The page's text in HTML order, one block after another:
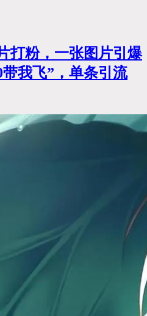
打粉，一张图片引爆
我飞”，单条引流